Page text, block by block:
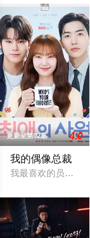
更新至第02集 4.0
我的偶像总裁
我最喜欢的员工 /